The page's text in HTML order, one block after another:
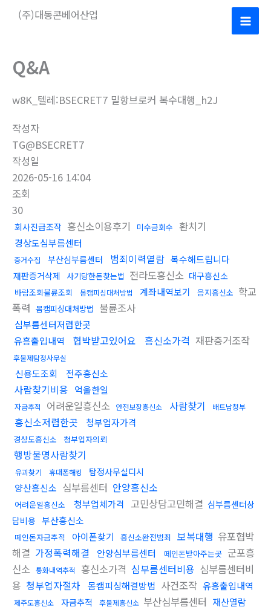
(주)대동콘베어산업
Main
Q&A
w8K_텔레:BSECRET7 밀항브로커 복수대행_h2J
작성자
TG@BSECRET7
작성일
2026-05-16 14:04
조회
30
회사진급조작 흥신소이용후기 미수금회수 환치기
경상도심부름센터
증거수집 부산심부름센터 범죄이력열람 복수해드립니다
재판증거삭제 사기당한돈찾는법 전라도흥신소 대구흥신소
바람조회불륜조회 몸캠피싱대처방법 계좌내역보기 음지흥신소 학교
폭력 몸캠피싱대처방법 불륜조사
심부름센터저렴한곳
유흥출입내역
협박받고있어요 흥신소가격 재판증거조작
후불제탐정사무실
신용도조회 전주흥신소
사람찾기비용 억울한일
자금추적 어려운일흥신소 안전보장흥신소 사람찾기 배트남청부
흥신소저렴한곳 청부업자가격
경상도흥신소 청부업자의뢰
행방불명사람찾기
유괴찾기 휴대폰해킹 탐정사무실디시
양산흥신소 심부름센터 안양흥신소
어려운일흥신소 청부업체가격 고민상담고민해결 심부름센터상
담비용 부산흥신소
떼인돈자금추적 아이폰찾기 흥신소완전범죄 보복대행 유포협박
해결 가정폭력해결 안양심부름센터 떼인돈받아주는곳 군포흥
신소 통화내역추적 흥신소가격 심부름센터비용 심부름센터비
용 청부업자절차 몸캠피싱해결방법 사건조작 유흥출입내역
제주도흥신소 자금추적 후불제흥신소 부산심부름센터 재산열람